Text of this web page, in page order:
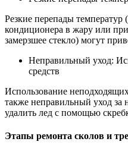
Резкие перепады
кондиционера в жару или
замерзшее стекло) могут
Неправильный уход:
средств
Использование
также неправильный уход
удалить лед с помощью
Этапы ремонта сколов и